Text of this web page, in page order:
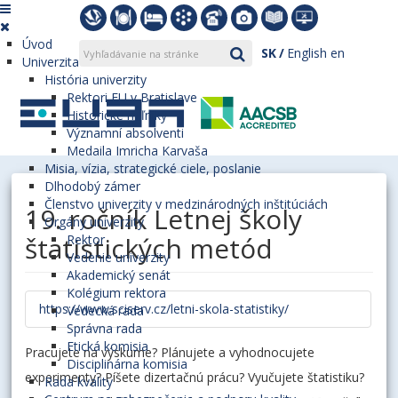
SK English en
Úvod
Univerzita
História univerzity
Rektori EU v Bratislave
Historické míľniky
Významní absolventi
Medaila Imricha Karvaša
Misia, vízia, strategické ciele, poslanie
Dlhodobý zámer
Členstvo univerzity v medzinárodných inštitúciách
Orgány univerzity
Rektor
Vedenie univerzity
Akademický senát
Kolégium rektora
Vedecká rada
Správna rada
Etická komisia
Disciplinárna komisia
Rada kvality
19. ročník Letnej školy
štatistických metód
https://www.sciserv.cz/letni-skola-statistiky/
Pracujete na výskume? Plánujete a vyhodnocujete
experimenty? Píšete dizertačnú prácu? Vyučujete štatistiku?